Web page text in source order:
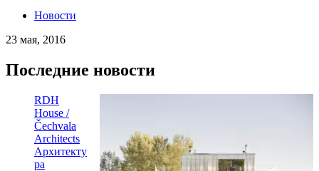
Новости
23 мая, 2016
Последние новости
RDH
House /
Čechvala
Architects
Архитекту
ра